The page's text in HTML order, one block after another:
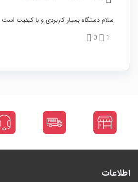
سلام دستگاه بسیار کاربردی و با کیفیت است.
1
0
اطلاعات